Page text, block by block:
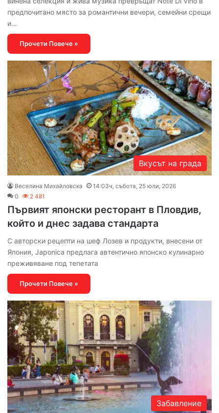
предпочитано място за романтични вечери, семейни срещи
и…
Прочети Повече »
Вкусът на града
Веселина Михайловска
14:03ч, събота, 25 юли, 2026
0
2 481
Първият японски ресторант в Пловдив,
който и днес задава стандарта
С авторски рецепти на шеф Лозев и продукти, внесени от
Япония, Japonica предлага автентично японско кулинарно
преживяване под тепетата
Прочети Повече »
Забавление